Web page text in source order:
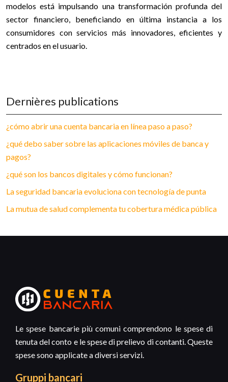
modelos está impulsando una transformación profunda del
sector financiero, beneficiando en última instancia a los
consumidores con servicios más innovadores, eficientes y
centrados en el usuario.
Dernières publications
¿cómo abrir una cuenta bancaria en línea paso a paso?
¿qué debo saber sobre las aplicaciones móviles de banca y
pagos?
¿qué son los bancos digitales y cómo funcionan?
La seguridad bancaria evoluciona con tecnología de punta
La mutua de salud complementa tu cobertura médica pública
Le spese bancarie più comuni comprendono le spese di
tenuta del conto e le spese di prelievo di contanti. Queste
spese sono applicate a diversi servizi.
Gruppi bancari